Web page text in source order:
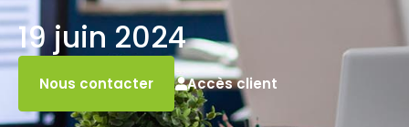
19 juin 2024
Nous contacter Accès client